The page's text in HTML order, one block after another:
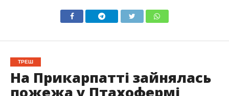
ТРЕШ
На Прикарпатті зайнялась
пожежа у Птахофермі